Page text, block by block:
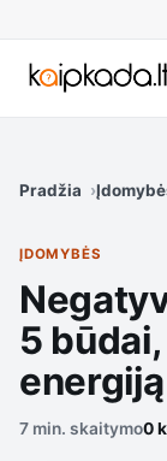
Pradžia
ĮDOMYBĖS
5
7 min. skaitymo0